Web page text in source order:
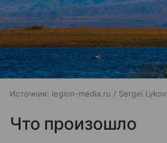
Источник: legion-media.ru / Sergei Lykov
Что произошло